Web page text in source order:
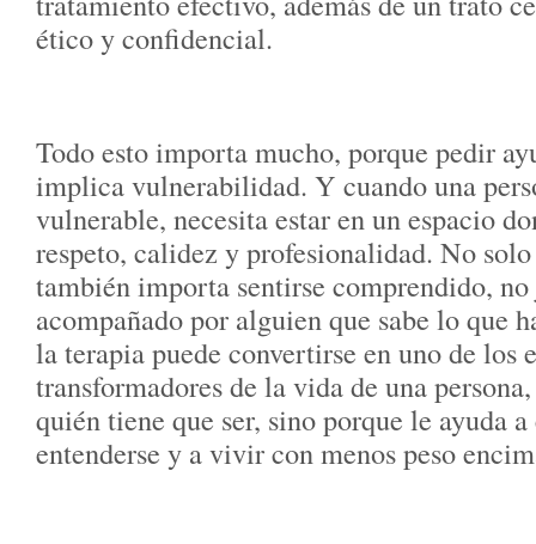
ético y confidencial.
Todo esto importa mucho, porque pedir
implica vulnerabilidad. Y cuando una
vulnerable, necesita estar en un espacio
respeto, calidez y profesionalidad. No
también importa sentirse comprendido,
acompañado por alguien que sabe lo que
la terapia puede convertirse en uno de los
transformadores de la vida de una
quién tiene que ser, sino porque le ayuda
entenderse y a vivir con menos peso